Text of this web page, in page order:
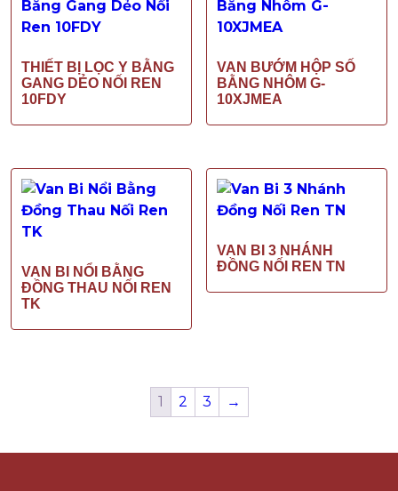
THIẾT BỊ LỌC Y BẰNG
GANG DẺO NỐI REN
10FDY
VAN BƯỚM HỘP SỐ
BẰNG NHÔM G-
10XJMEA
VAN BI NỔI BẰNG
ĐỒNG THAU NỐI REN
TK
VAN BI 3 NHÁNH
ĐỒNG NỐI REN TN
1 2 3 →